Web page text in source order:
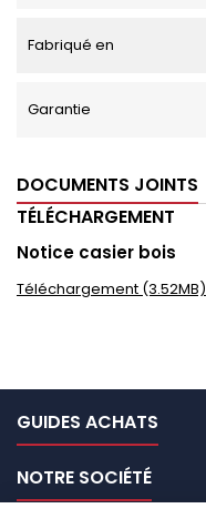
Fabriqué en
Garantie
DOCUMENTS JOINTS
TÉLÉCHARGEMENT
Notice casier bois
Téléchargement (3.52MB)
GUIDES ACHATS
NOTRE SOCIÉTÉ